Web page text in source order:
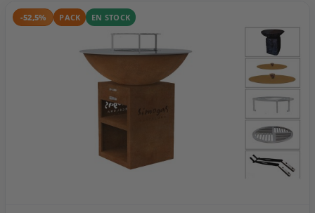
-52,5% PACK EN STOCK